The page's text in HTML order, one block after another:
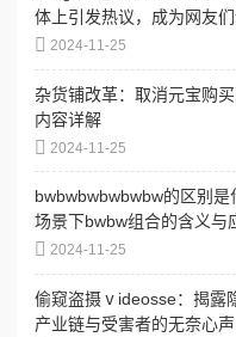
体上引发热议，成为网友
当下流行文化的趣味与共鸣
2024-11-25
杂货铺改革：取消元宝购
内容详解
2024-11-25
bwbwbwbwbwbw的区别是
场景下bwbw组合的含义与
文化和语境差异
2024-11-25
偷窥盗摄ⅴideosse：揭露
产业链与受害者的无奈心声